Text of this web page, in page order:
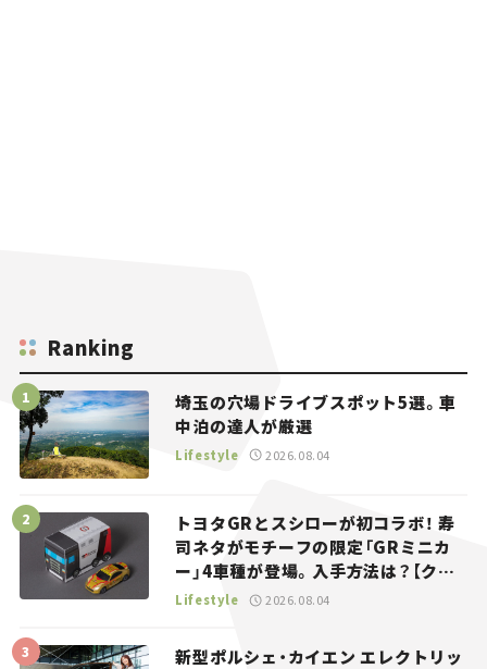
Ranking
埼玉の穴場ドライブスポット5選。車
中泊の達人が厳選
Lifestyle 2026.08.04
トヨタGRとスシローが初コラボ！ 寿
司ネタがモチーフの限定「GRミニカ
ー」4車種が登場。入手方法は？【クル
マとホビー】
Lifestyle 2026.08.04
新型ポルシェ・カイエン エレクトリッ